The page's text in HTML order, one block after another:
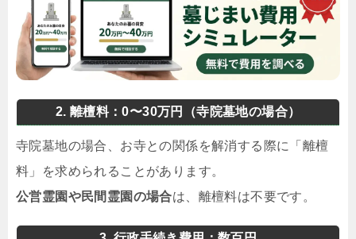
2. 離檀料：0〜30万円（寺院墓地の場合）
寺院墓地の場合、お寺との関係を解消する際に「離檀
料」を求められることがあります。
公営霊園や民間霊園の場合は、離檀料は不要です。